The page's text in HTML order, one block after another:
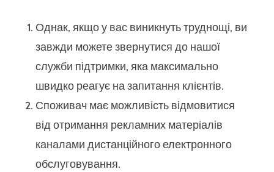
Однак, якщо у вас виникнуть труднощі, ви
завжди можете звернутися до нашої
служби підтримки, яка максимально
швидко реагує на запитання клієнтів.
Споживач має можливість відмовитися
від отримання рекламних матеріалів
каналами дистанційного електронного
обслуговування.